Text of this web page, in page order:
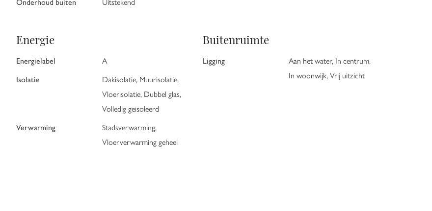
Energie
Energielabel
A
Isolatie
Dakisolatie, Muurisolatie,
Vloerisolatie, Dubbel glas,
Volledig geisoleerd
Verwarming
Stadsverwarming,
Vloerverwarming geheel
Buitenruimte
Ligging
Aan het water, In centrum,
In woonwijk, Vrij uitzicht